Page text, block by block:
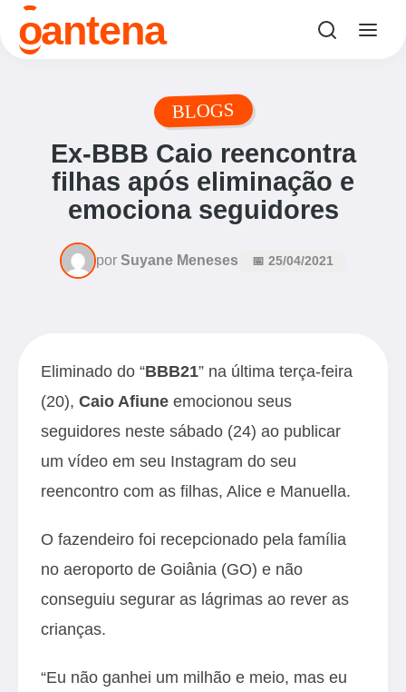
oantena
BLOGS
Ex-BBB Caio reencontra
filhas após eliminação e
emociona seguidores
por Suyane Meneses 📅 25/04/2021
Eliminado do “BBB21” na última terça-feira
(20), Caio Afiune emocionou seus
seguidores neste sábado (24) ao publicar
um vídeo em seu Instagram do seu
reencontro com as filhas, Alice e Manuella.
O fazendeiro foi recepcionado pela família
no aeroporto de Goiânia (GO) e não
conseguiu segurar as lágrimas ao rever as
crianças.
“Eu não ganhei um milhão e meio, mas eu